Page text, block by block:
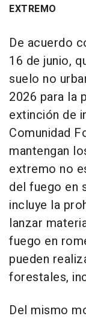
EXTREMO
De acuerdo
16 de junio,
suelo no
2026 para la
extinción de
Comunidad
mantengan
extremo no
del fuego en
incluye la
lanzar
fuego en
pueden
forestales,
Del mismo